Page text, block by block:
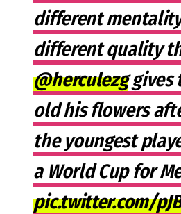
different
different quality
@herculezggives
old his flowers
the youngest
a World Cup for
pic.twitter.com/